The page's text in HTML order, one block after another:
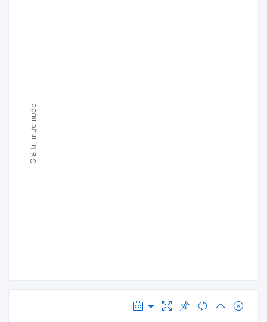
Giá trị mực nước